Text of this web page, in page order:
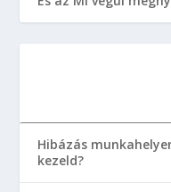
Hibázás
kezeld?